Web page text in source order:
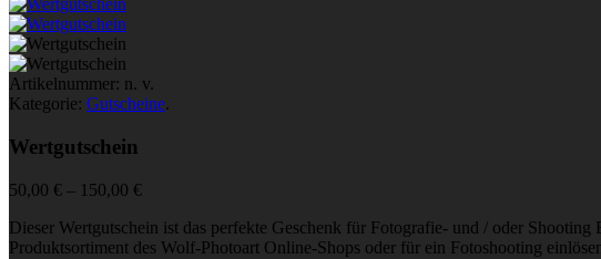
Artikelnummer: n. v.
Kategorie: Gutscheine.
Wertgutschein
50,00 € – 150,00 €
bis
150,00 €
Dieser Wertgutschein ist das perfekte Geschenk für Fotografie- und / oder
Produktsortiment des Wolf-Photoart Online-Shops oder für ein Fotoshooting